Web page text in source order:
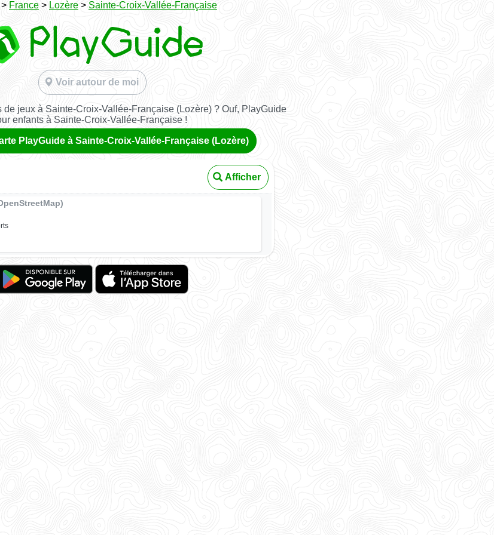
> France > Lozère > Sainte-Croix-Vallée-Française
Voir autour de moi
de jeux à Sainte-Croix-Vallée-Française (Lozère) ? Ouf, PlayGuide
enfants à Sainte-Croix-Vallée-Française !
PlayGuide à Sainte-Croix-Vallée-Française (Lozère)
Afficher